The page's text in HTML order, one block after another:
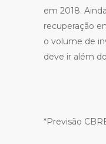
em 2018.
recuperação
o volume de
deve ir além
*Previsão